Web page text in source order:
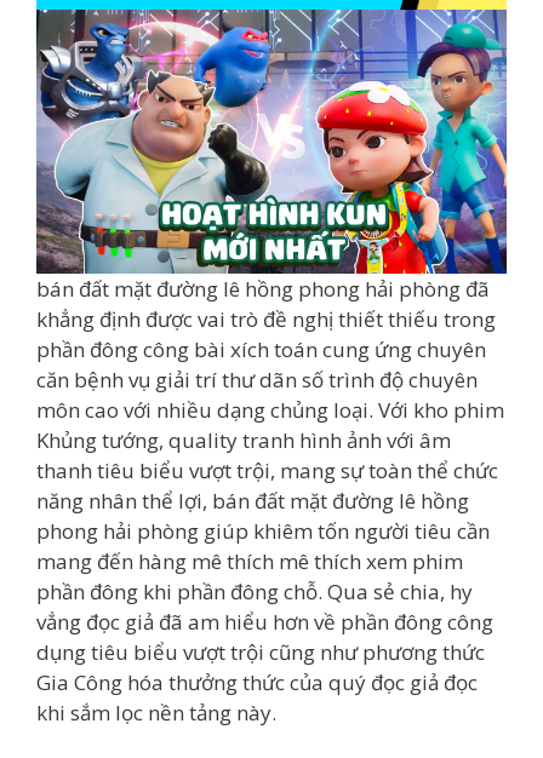
bán đất mặt đường lê hồng phong hải phòng đã
khẳng định được vai trò đề nghị thiết thiếu trong
phần đông công bài xích toán cung ứng chuyên
căn bệnh vụ giải trí thư dãn số trình độ chuyên
môn cao với nhiều dạng chủng loại. Với kho phim
Khủng tướng, quality tranh hình ảnh với âm
thanh tiêu biểu vượt trội, mang sự toàn thể chức
năng nhân thể lợi, bán đất mặt đường lê hồng
phong hải phòng giúp khiêm tốn người tiêu cần
mang đến hàng mê thích mê thích xem phim
phần đông khi phần đông chỗ. Qua sẻ chia, hy
vẳng đọc giả đã am hiểu hơn về phần đông công
dụng tiêu biểu vượt trội cũng như phương thức
Gia Công hóa thưởng thức của quý đọc giả đọc
khi sắm lọc nền tảng này.